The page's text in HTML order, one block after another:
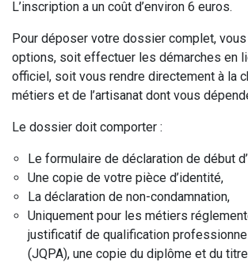
L’inscription a un coût d’environ 6 euros.
Pour déposer votre dossier complet,
options, soit effectuer les démarches en
officiel, soit vous rendre directement à la
métiers et de l’artisanat dont vous
Le dossier doit comporter :
Le formulaire de déclaration de début
Une copie de votre pièce d’identité,
La déclaration de non-condamnation,
Uniquement pour les métiers
justificatif de qualification
(JQPA), une copie du diplôme et du